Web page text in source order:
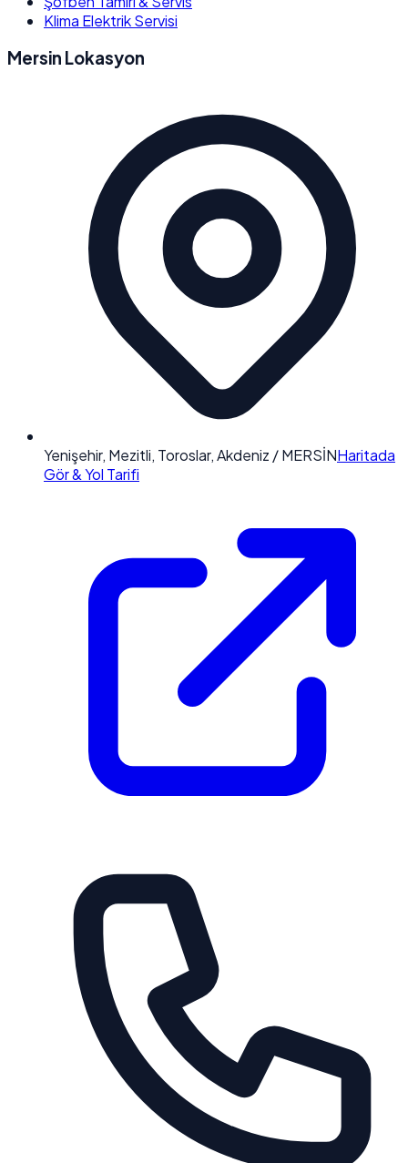
Klima Elektrik Servisi
Mersin Lokasyon
Yenişehir, Mezitli, Toroslar, Akdeniz / MERSİNHaritada
Gör & Yol Tarifi